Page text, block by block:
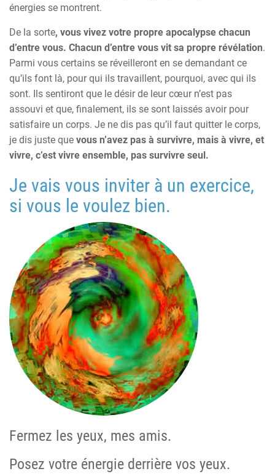
énergies se montrent.
De la sorte, vous vivez votre propre apocalypse chacun
d’entre vous. Chacun d’entre vous vit sa propre révélation.
Parmi vous certains se réveilleront en se demandant ce
qu’ils font là, pour qui ils travaillent, pourquoi, avec qui ils
sont. Ils sentiront que le désir de leur cœur n’est pas
assouvi et que, finalement, ils se sont laissés avoir pour
satisfaire un corps. Je ne dis pas qu’il faut quitter le corps,
je dis juste que vous n’avez pas à survivre, mais à vivre, et
vivre, c’est vivre ensemble, pas survivre seul.
Je vais vous inviter à un exercice,
si vous le voulez bien.
Fermez les yeux, mes amis.
Posez votre énergie derrière vos yeux.